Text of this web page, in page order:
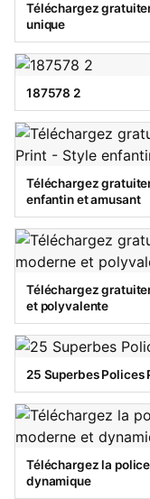
Téléchargez
unique
187578 2
Téléchargez
enfantin et amusant
Téléchargez
et polyvalente
25 Superbes Polices
Téléchargez la
dynamique